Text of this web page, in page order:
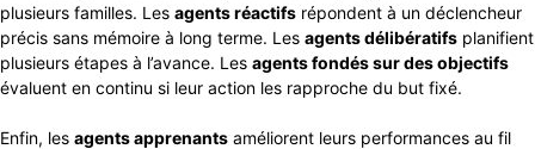
plusieurs familles. Les agents réactifs répondent à un déclencheur
précis sans mémoire à long terme. Les agents délibératifs planifient
plusieurs étapes à l’avance. Les agents fondés sur des objectifs
évaluent en continu si leur action les rapproche du but fixé.
Enfin, les agents apprenants améliorent leurs performances au fil